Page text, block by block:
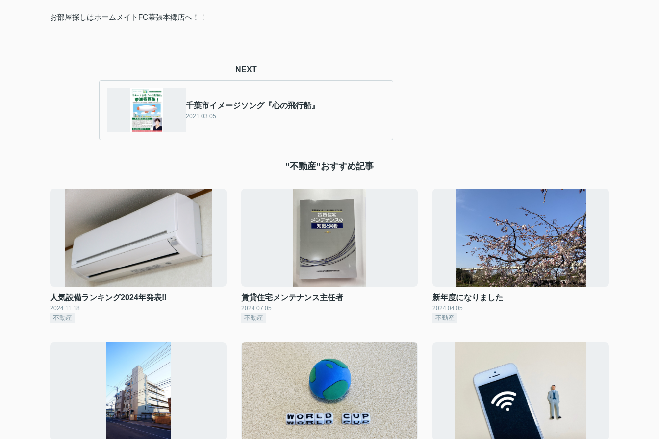
お部屋探しはホームメイトFC幕張本郷店へ！！
NEXT
千葉市イメージソング『心の飛行船』
2021.03.05
”不動産”おすすめ記事
人気設備ランキング2024年発表‼
2024.11.18
不動産
賃貸住宅メンテナンス主任者
2024.07.05
不動産
新年度になりました
2024.04.05
不動産